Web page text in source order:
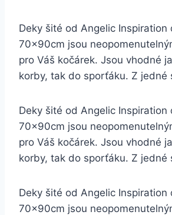
Deky šité od Angelic Inspiration
70x90cm jsou
pro Váš kočárek. Jsou vhodné
korby, tak do sporťáku. Z
Deky šité od Angelic Inspiration
70x90cm jsou
pro Váš kočárek. Jsou vhodné
korby, tak do sporťáku. Z
Deky šité od Angelic Inspiration
70x90cm jsou